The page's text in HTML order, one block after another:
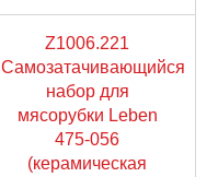
Z1006.221
Самозатачивающийся
набор для
мясорубки Leben
475-056
(керамическая